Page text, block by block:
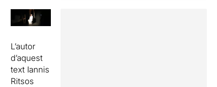
L’autor
d’aquest
text Iannis
Ritsos